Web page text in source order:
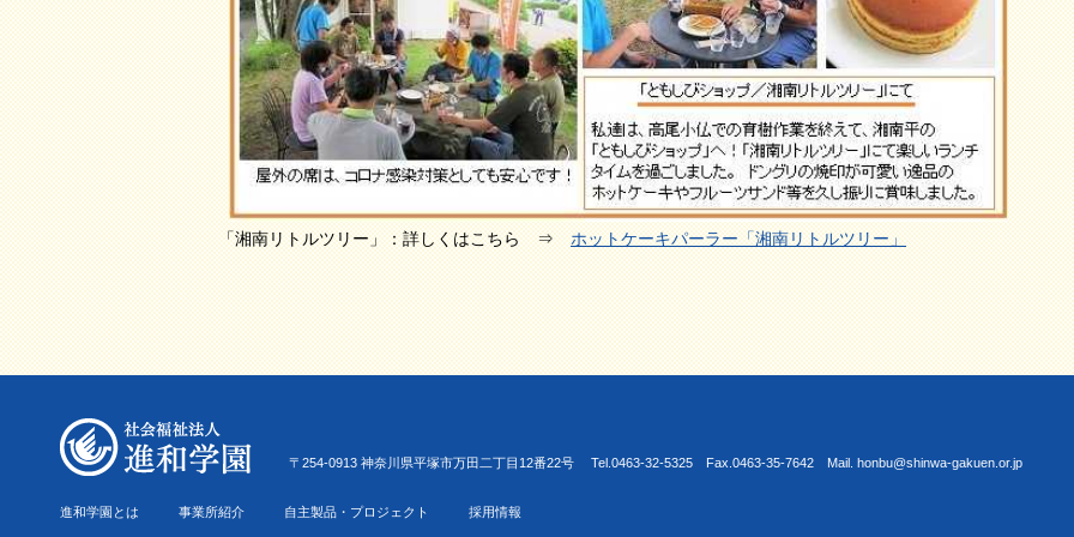
「湘南リトルツリー」：詳しくはこちら ⇒ ホットケーキパーラー「湘南リトルツリー」
〒254-0913 神奈川県平塚市万田二丁目12番22号 Tel.0463-32-5325 Fax.0463-35-7642 Mail. honbu@shinwa-gakuen.or.jp
進和学園とは 事業所紹介 自主製品・プロジェクト 採用情報